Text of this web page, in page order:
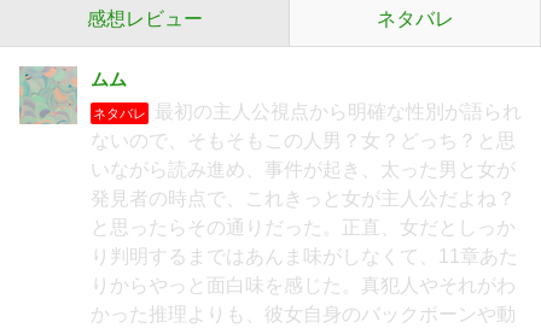
感想レビュー ネタバレ
ムム
ネタバレ
最初の主人公視点から明確な性別が語られ
ないので、そもそもこの人男？女？どっち？と思
いながら読み進め、事件が起き、太った男と女が
発見者の時点で、これきっと女が主人公だよね？
と思ったらその通りだった。正直、女だとしっか
り判明するまではあんま味がしなくて、11章あた
りからやっと面白味を感じた。真犯人やそれがわ
かった推理よりも、彼女自身のバックボーンや動